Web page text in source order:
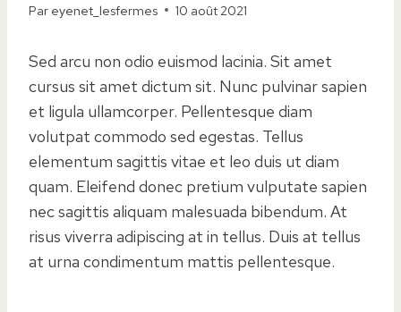
Par eyenet_lesfermes 10 août 2021
Sed arcu non odio euismod lacinia. Sit amet
cursus sit amet dictum sit. Nunc pulvinar sapien
et ligula ullamcorper. Pellentesque diam
volutpat commodo sed egestas. Tellus
elementum sagittis vitae et leo duis ut diam
quam. Eleifend donec pretium vulputate sapien
nec sagittis aliquam malesuada bibendum. At
risus viverra adipiscing at in tellus. Duis at tellus
at urna condimentum mattis pellentesque.